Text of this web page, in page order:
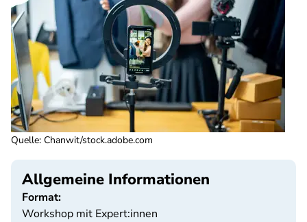
Quelle: Chanwit/stock.adobe.com
Allgemeine Informationen
Format:
Workshop mit Expert:innen